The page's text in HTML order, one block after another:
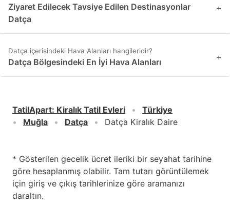
Ziyaret Edilecek Tavsiye Edilen Destinasyonlar
Datça
+
Datça içerisindeki Hava Alanları hangileridir?
Datça Bölgesindeki En İyi Hava Alanları +
TatilApart: Kiralık Tatil Evleri
Türkiye
Muğla
Datça Datça Kiralık Daire
* Gösterilen gecelik ücret ileriki bir seyahat tarihine
göre hesaplanmış olabilir. Tam tutarı görüntülemek
için giriş ve çıkış tarihlerinize göre aramanızı
daraltın.